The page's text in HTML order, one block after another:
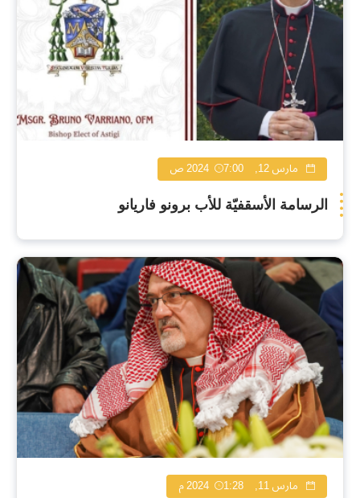
مارس 12, 2024 7:00 ص
الرسامة الأسقفيّة للأب برونو فاريانو
مارس 11, 2024 1:28 م